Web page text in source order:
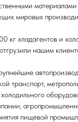
мировых
кг хладагентов и
нашим
транспорт,
пищевой